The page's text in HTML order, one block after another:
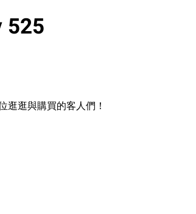
525
逛逛與購買的客人們！